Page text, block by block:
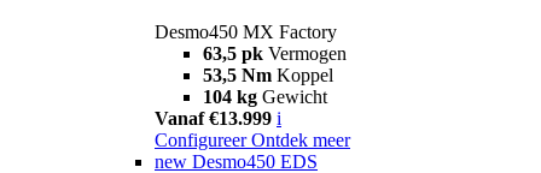
Desmo450 MX Factory
63,5 pk Vermogen
53,5 Nm Koppel
104 kg Gewicht
Vanaf €13.999 i
Configureer Ontdek meer
new Desmo450 EDS